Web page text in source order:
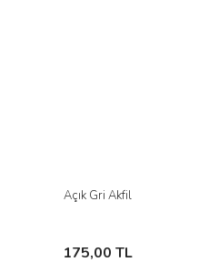
Açık Gri Akfil
175,00 TL
İncele
Sepete Ekle